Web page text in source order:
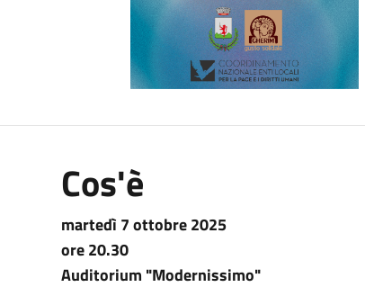
Cos'è
martedì 7 ottobre 2025
ore 20.30
Auditorium "Modernissimo"